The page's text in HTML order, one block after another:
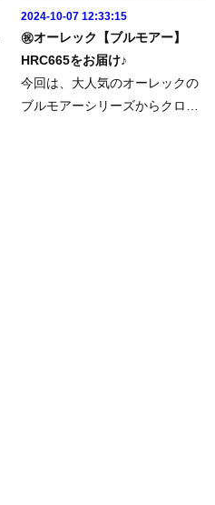
2024-10-07 12:33:15
㊗️オーレック【ブルモアー】
HRC665をお届け♪
今回は、大人気のオーレックの
ブルモアーシリーズからクロー